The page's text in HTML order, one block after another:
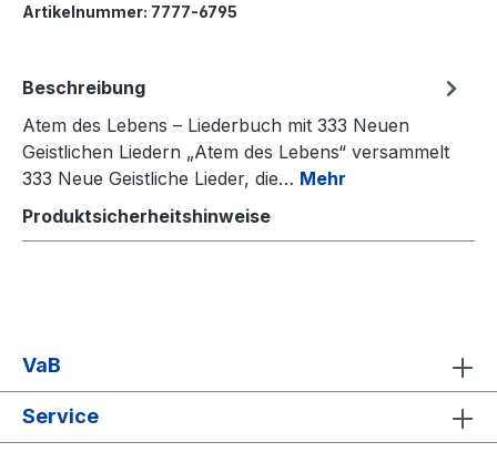
Artikelnummer: 7777-6795
Beschreibung
Atem des Lebens – Liederbuch mit 333 Neuen
Geistlichen Liedern „Atem des Lebens“ versammelt
333 Neue Geistliche Lieder, die… Mehr
Produktsicherheitshinweise
VaB
Service